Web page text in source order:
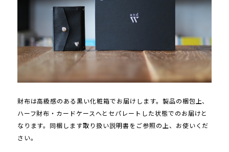
財布は高級感のある黒い化粧箱でお届けします。製品の梱包上、
ハーフ財布・カードケースへとセパレートした状態でのお届けと
なります。同梱します取り扱い説明書をご参照の上、お使いくだ
さい。